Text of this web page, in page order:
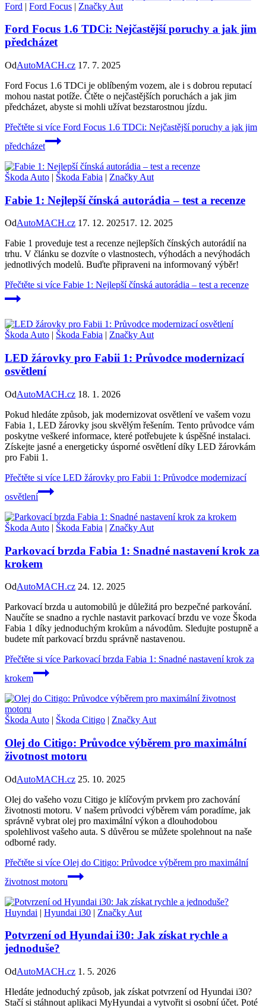
Ford | Ford Focus | Značky Aut
Ford Focus 1.6 TDCi: Nejčastější poruchy a jak jim
předcházet
OdAutoMACH.cz 17. 7. 2025
Ford Focus 1.6 TDCi je oblíbeným vozem, ale i s dobrou reputací
mohou nastat potíže. Čtěte o nejčastějších poruchách a jak jim
předcházet, abyste si mohli užívat bezstarostnou jízdu.
Přečtěte si více Ford Focus 1.6 TDCi: Nejčastější poruchy a jak jim
předcházet
Škoda Auto | Škoda Fabia | Značky Aut
Fabie 1: Nejlepší čínská autorádia – test a recenze
OdAutoMACH.cz 17. 12. 202517. 12. 2025
Fabie 1 proveduje test a recenze nejlepších čínských autorádií na
trhu. V článku se dozvíte o vlastnostech, výhodách a nevýhodách
jednotlivých modelů. Buďte připraveni na informovaný výběr!
Přečtěte si více Fabie 1: Nejlepší čínská autorádia – test a recenze
Škoda Auto | Škoda Fabia | Značky Aut
LED žárovky pro Fabii 1: Průvodce modernizací
osvětlení
OdAutoMACH.cz 18. 1. 2026
Pokud hledáte způsob, jak modernizovat osvětlení ve vašem vozu
Fabia 1, LED žárovky jsou skvělým řešením. Tento průvodce vám
poskytne veškeré informace, které potřebujete k úspěšné instalaci.
Získejte jasné a energeticky úsporné osvětlení díky LED žárovkám
pro Fabii 1.
Přečtěte si více LED žárovky pro Fabii 1: Průvodce modernizací
osvětlení
Škoda Auto | Škoda Fabia | Značky Aut
Parkovací brzda Fabia 1: Snadné nastavení krok za
krokem
OdAutoMACH.cz 24. 12. 2025
Parkovací brzda u automobilů je důležitá pro bezpečné parkování.
Naučíte se snadno a rychle nastavit parkovací brzdu ve voze Škoda
Fabia 1 díky jednoduchým krokům a návodům. Sledujte postupně a
budete mít parkovací brzdu správně nastavenou.
Přečtěte si více Parkovací brzda Fabia 1: Snadné nastavení krok za
krokem
Škoda Auto | Škoda Citigo | Značky Aut
Olej do Citigo: Průvodce výběrem pro maximální
životnost motoru
OdAutoMACH.cz 25. 10. 2025
Olej do vašeho vozu Citigo je klíčovým prvkem pro zachování
životnosti motoru. V našem průvodci výběrem vám poradíme, jak
správně vybrat olej pro maximální výkon a dlouhodobou
spolehlivost vašeho auta. S důvěrou se můžete spolehnout na naše
odborné rady.
Přečtěte si více Olej do Citigo: Průvodce výběrem pro maximální
životnost motoru
Huyndai | Hyundai i30 | Značky Aut
Potvrzení od Hyundai i30: Jak získat rychle a
jednoduše?
OdAutoMACH.cz 1. 5. 2026
Hledáte jednoduchý způsob, jak získat potvrzení od Hyundai i30?
Stačí si stáhnout aplikaci MyHyundai a vytvořit si osobní účet. Poté